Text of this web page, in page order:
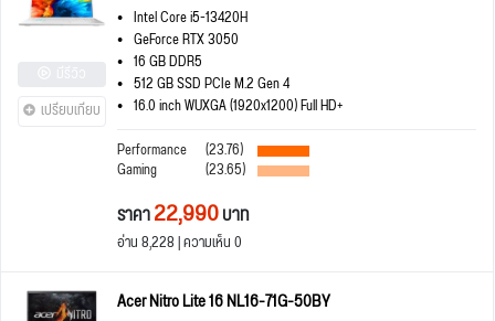
เปรียบเทียบ
Intel Core i5-13420H
GeForce RTX 3050
16 GB DDR5
512 GB SSD PCIe M.2 Gen 4
16.0 inch WUXGA (1920x1200) Full HD+
Performance
(23.76)
Gaming (23.65)
ราคา22,990บาท
อ่าน 8,228 | ความเห็น 0
Acer Nitro Lite 16 NL16-71G-50BY